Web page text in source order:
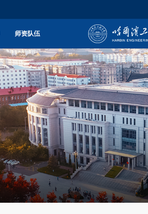
师资队伍